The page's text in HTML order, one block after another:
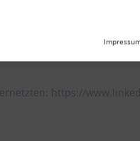
Personio Community:
https://